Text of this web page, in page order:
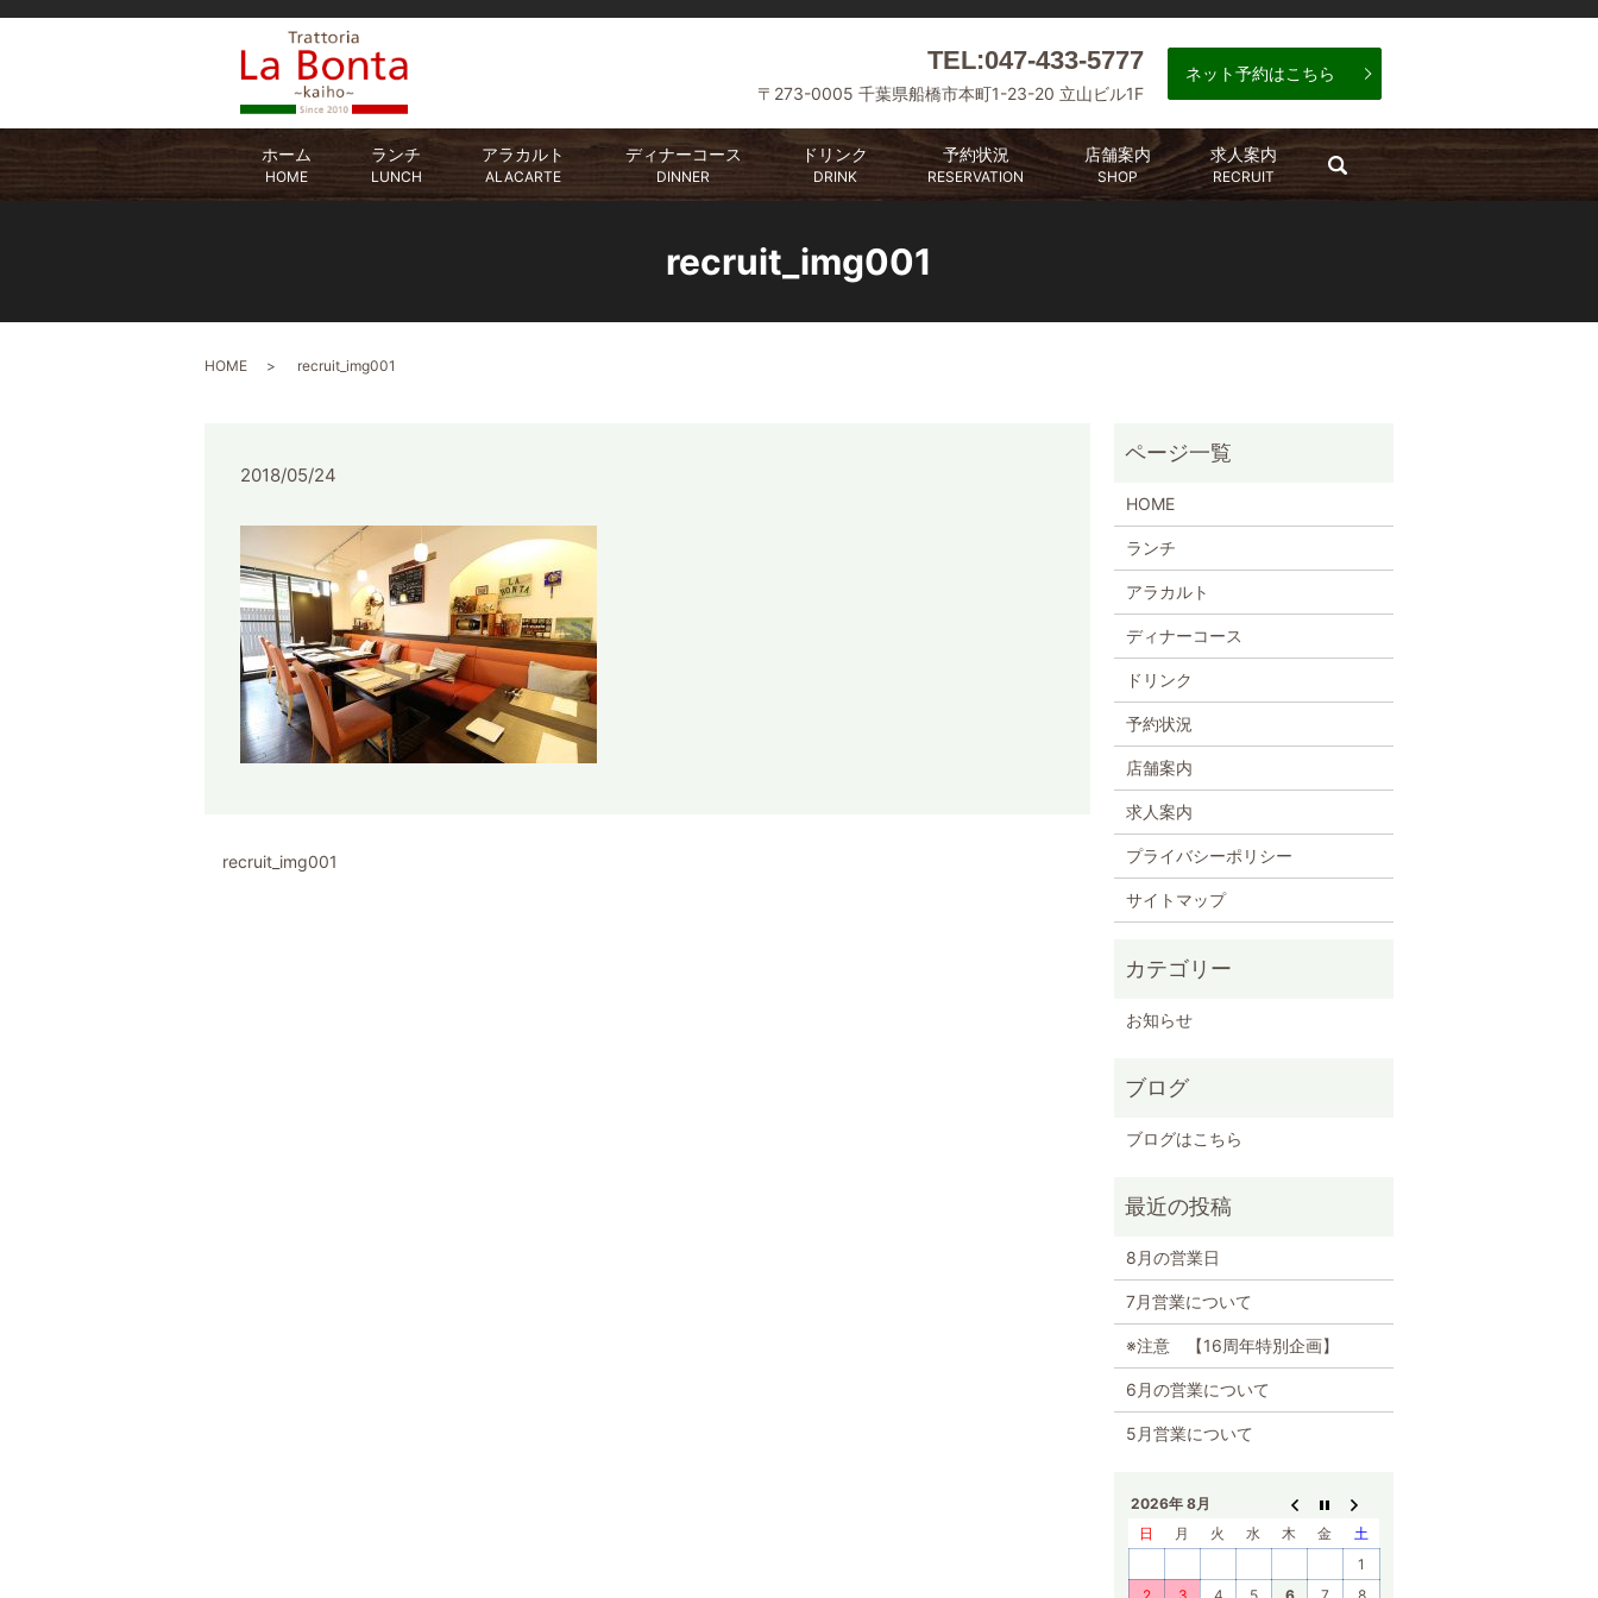
TEL:047-433-5777
〒273-0005 千葉県船橋市本町1-23-20 立山ビル1F
ネット予約はこちら
ホーム
HOME
ランチ
LUNCH
アラカルト
ALACARTE
ディナーコース
DINNER
ドリンク
DRINK
予約状況
RESERVATION
店舗案内
SHOP
求人案内
RECRUIT search
recruit_img001
HOME recruit_img001
2018/05/24
recruit_img001
HOME
ランチ
アラカルト
ディナーコース
ドリンク
予約状況
店舗案内
求人案内
プライバシーポリシー
サイトマップ
お知らせ
ブログ
ブログはこちら
8月の営業日
7月営業について
※注意 【16周年特別企画】
6月の営業について
5月営業について
2026年 8月
日
月 火 水 木 金
土
1